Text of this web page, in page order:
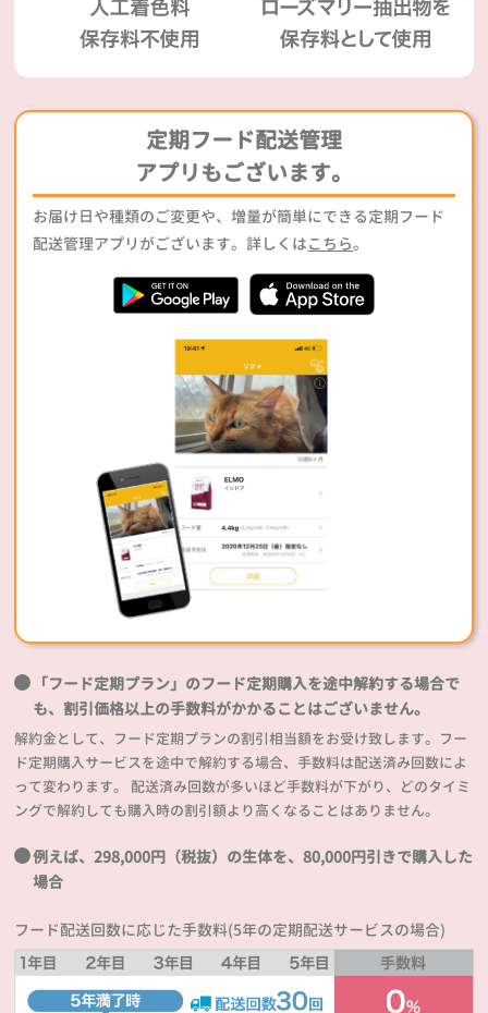
定期フード配送管理
アプリもございます。
お届け日や種類のご変更や、増量が簡単にできる定期フード
配送管理アプリがございます。詳しくはこちら。
「フード定期プラン」のフード定期購入を途中解約する場合で
も、割引価格以上の手数料がかかることはございません。
解約金として、フード定期プランの割引相当額をお受け致します。フー
ド定期購入サービスを途中で解約する場合、手数料は配送済み回数によ
って変わります。 配送済み回数が多いほど手数料が下がり、どのタイミ
ングで解約しても購入時の割引額より高くなることはありません。
例えば、298,000円（税抜）の生体を、80,000円引きで購入した
場合
フード配送回数に応じた手数料(5年の定期配送サービスの場合)